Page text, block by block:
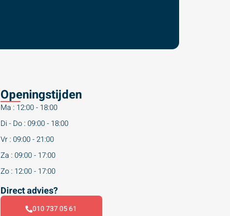
Openingstijden
Ma : 12:00 - 18:00
Di - Do : 09:00 - 18:00
Vr : 09:00 - 21:00
Za : 09:00 - 17:00
Zo : 12:00 - 17:00
Direct advies?
010 737 05 61